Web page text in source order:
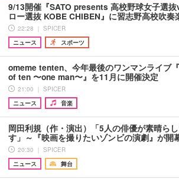
9/13開催『SATO presents 高校野球女子選
ロー選抜 KOBE CHIBEN』に習志野高校吹
22:28 ｜ SPICER
ニュース
スポーツ
omeme tenten、今年最後のワンマンライブ
of ten 〜one man〜』を11月に開催決定
21:00 ｜ SPICER
ニュース
音楽
岡田利規（作・演出）「5人の俳優が素晴ら
す」～『映画を撮りたいゾンビの演劇』が開
20:30 ｜ SPICER
ニュース
舞台